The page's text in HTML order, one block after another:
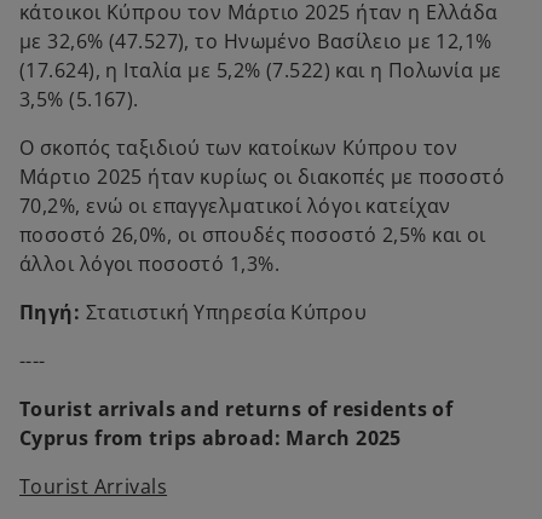
κάτοικοι Κύπρου τον Μάρτιο 2025 ήταν η Ελλάδα
με 32,6% (47.527), το Ηνωμένο Βασίλειο με 12,1%
(17.624), η Ιταλία με 5,2% (7.522) και η Πολωνία με
3,5% (5.167).
Ο σκοπός ταξιδιού των κατοίκων Κύπρου τον
Μάρτιο 2025 ήταν κυρίως οι διακοπές με ποσοστό
70,2%, ενώ οι επαγγελματικοί λόγοι κατείχαν
ποσοστό 26,0%, οι σπουδές ποσοστό 2,5% και οι
άλλοι λόγοι ποσοστό 1,3%.
Πηγή: Στατιστική Υπηρεσία Κύπρου
----
Tourist arrivals and returns of residents of
Cyprus from trips abroad: March 2025
Tourist Arrivals